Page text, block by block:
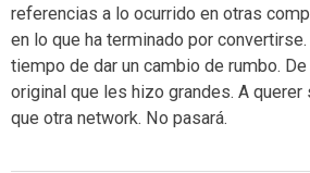
referencias a lo ocurrido en otras
en lo que ha terminado por
tiempo de dar un cambio de rumbo.
original que les hizo grandes. A querer
que otra network. No pasará.